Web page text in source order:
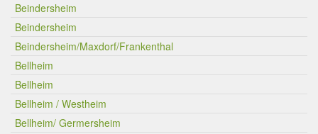
Beindersheim
Beindersheim
Beindersheim/Maxdorf/Frankenthal
Bellheim
Bellheim
Bellheim / Westheim
Bellheim/ Germersheim